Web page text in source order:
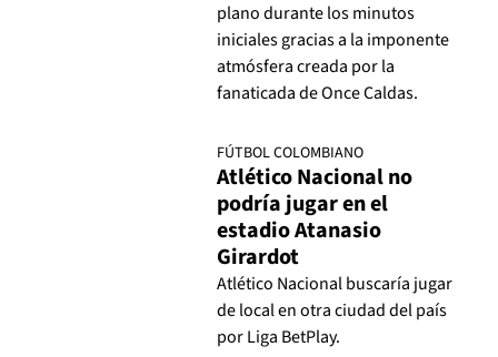
plano durante los minutos
iniciales gracias a la imponente
atmósfera creada por la
fanaticada de Once Caldas.
FÚTBOL COLOMBIANO
Atlético Nacional no
podría jugar en el
estadio Atanasio
Girardot
Atlético Nacional buscaría jugar
de local en otra ciudad del país
por Liga BetPlay.